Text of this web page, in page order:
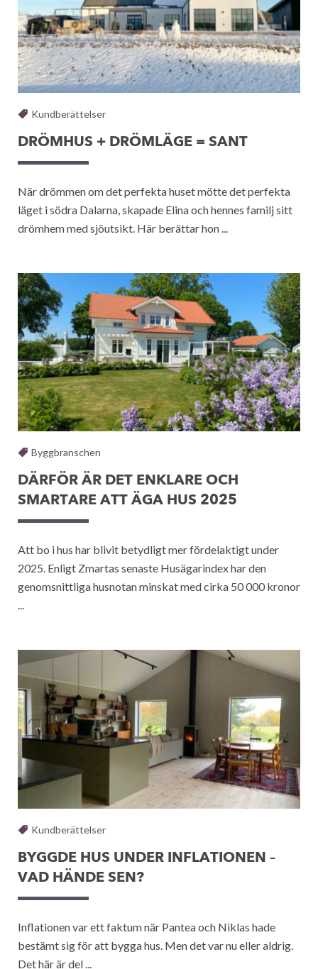
Kundberättelser
DRÖMHUS + DRÖMLÄGE = SANT
När drömmen om det perfekta huset mötte det perfekta
läget i södra Dalarna, skapade Elina och hennes familj sitt
drömhem med sjöutsikt. Här berättar hon ...
Byggbranschen
DÄRFÖR ÄR DET ENKLARE OCH
SMARTARE ATT ÄGA HUS 2025
Att bo i hus har blivit betydligt mer fördelaktigt under
2025. Enligt Zmartas senaste Husägarindex har den
genomsnittliga husnotan minskat med cirka 50 000 kronor
...
Kundberättelser
BYGGDE HUS UNDER INFLATIONEN –
VAD HÄNDE SEN?
Inflationen var ett faktum när Pantea och Niklas hade
bestämt sig för att bygga hus. Men det var nu eller aldrig.
Det här är del ...